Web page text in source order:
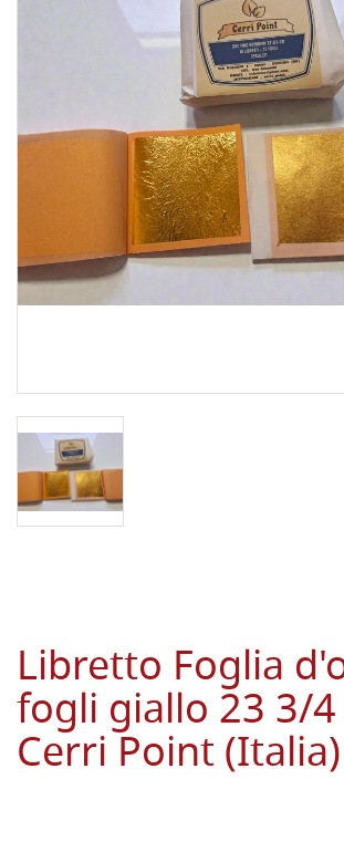
Libretto Foglia
fogli giallo 23 3/
Cerri Point (Italia)